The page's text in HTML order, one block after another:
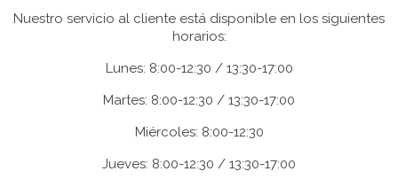
Nuestro servicio al cliente está disponible en los siguientes
horarios:
Lunes: 8:00-12:30 / 13:30-17:00
Martes: 8:00-12:30 / 13:30-17:00
Miércoles: 8:00-12:30
Jueves: 8:00-12:30 / 13:30-17:00